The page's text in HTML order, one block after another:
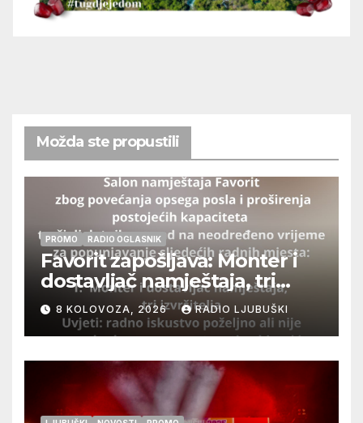
Možda ste propustili
PROMO RADIO OGLASNIK
Favorit zapošljava: Monter i
dostavljač namještaja, tri
izvršitelja
8 KOLOVOZA, 2026 RADIO LJUBUŠKI